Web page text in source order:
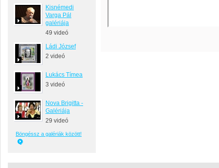
Kisnémedi
Varga Pál
galériája
49 videó
Ládi József
2 videó
Lukács Tímea
3 videó
Nova Brigitta -
Galériája
29 videó
Böngéssz a galériák között!